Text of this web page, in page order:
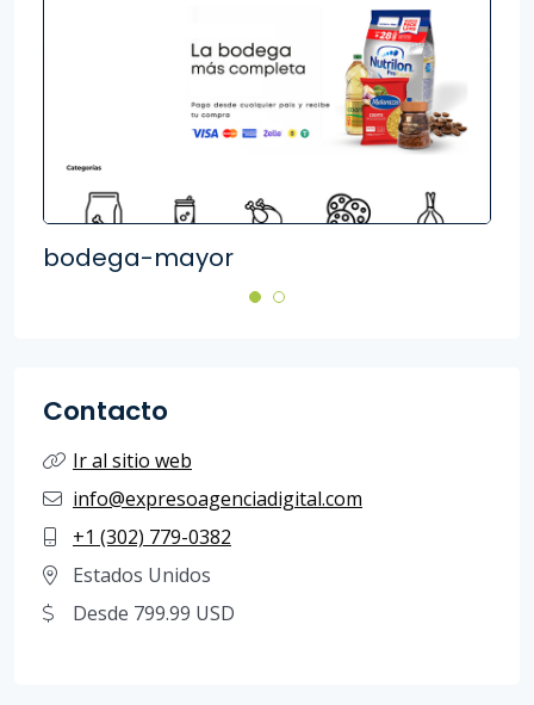
bodega-mayor
Contacto
Ir al sitio web
info@expresoagenciadigital.com
+1 (302) 779-0382
Estados Unidos
Desde 799.99 USD